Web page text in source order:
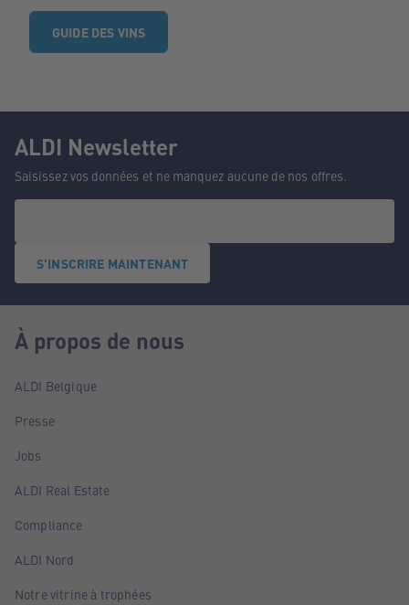
GUIDE DES VINS
ALDI Newsletter
Saisissez vos données et ne manquez aucune de nos offres.
S'INSCRIRE MAINTENANT
À propos de nous
ALDI Belgique
Presse
Jobs
ALDI Real Estate
Compliance
ALDI Nord
Notre vitrine à trophées